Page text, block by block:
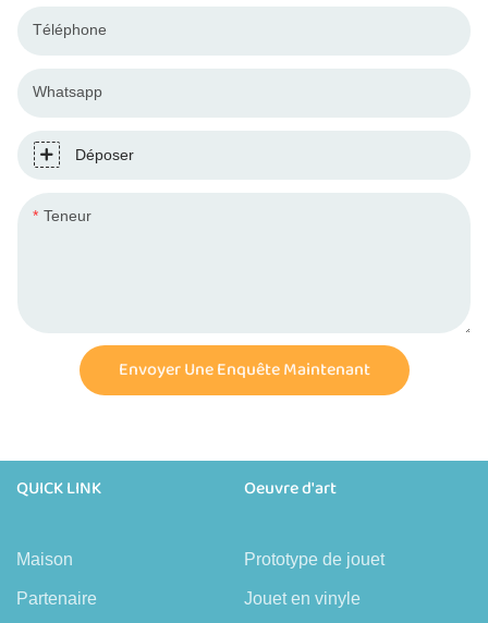
Téléphone
Whatsapp
Déposer
Teneur
Envoyer Une Enquête Maintenant
QUICK LINK
Maison
Partenaire
Oeuvre d'art
Prototype de jouet
Jouet en vinyle